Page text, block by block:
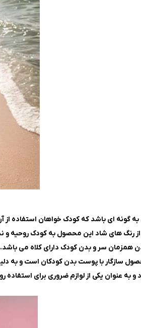
به گونه ای باشد که کودک خواهان استفاده از
از رنگ های شاد این محصول به کودک
سر و بدن کودک دارای کلاه می باشد.
سازگار با پوست بدن کودکان است و به
به عنوان یکی از لوازم ضروری برای استفاده